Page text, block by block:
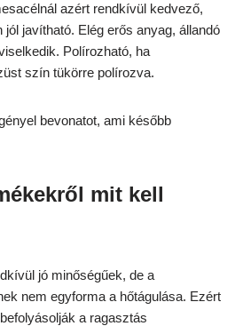
azért rendkívül kedvező,
jól javítható. Elég erős anyag, állandó
Polírozható, ha
szín tükörre polírozva.
bevonatot, ami később
mit kell
jó minőségűek, de a
nem egyforma a hőtágulása. Ezért
a ragasztás